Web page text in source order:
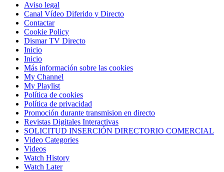
Aviso legal
Canal Vídeo Diferido y Directo
Contactar
Cookie Policy
Dismar TV Directo
Inicio
Inicio
Más información sobre las cookies
My Channel
My Playlist
Política de cookies
Política de privacidad
Promoción durante transmision en directo
Revistas Digitales Interactivas
SOLICITUD INSERCIÓN DIRECTORIO COMERCIAL
Video Categories
Videos
Watch History
Watch Later